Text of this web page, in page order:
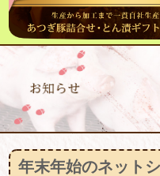
年末年始のネット